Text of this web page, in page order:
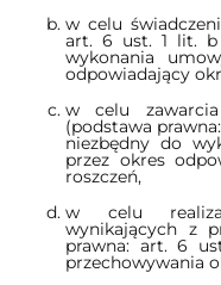
w celu
art. 6 ust. 1 lit. b
wykonania
odpowiadający
w celu
(podstawa
niezbędny do
przez okres
roszczeń,
w celu
wynikających z
prawna: art. 6
przechowywania